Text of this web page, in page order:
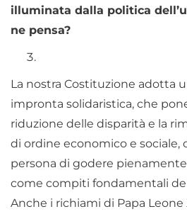
illuminata dalla politica
ne pensa?
La nostra Costituzione adotta
impronta solidaristica, che
riduzione delle disparità e la
di ordine economico e sociale,
persona di godere
come compiti fondamentali
Anche i richiami di Papa